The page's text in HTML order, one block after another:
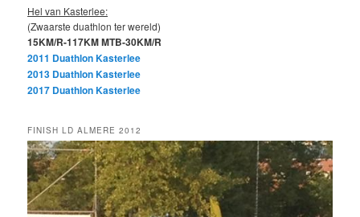
Hel van Kasterlee:
(Zwaarste duathlon ter wereld)
15KM/R-117KM MTB-30KM/R
2011 Duathlon Kasterlee
2013 Duathlon Kasterlee
2017 Duathlon Kasterlee
FINISH LD ALMERE 2012